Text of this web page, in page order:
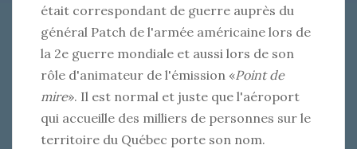
était correspondant de guerre auprès du
général Patch de l'armée américaine lors de
la 2e guerre mondiale et aussi lors de son
rôle d'animateur de l'émission «Point de
mire». Il est normal et juste que l'aéroport
qui accueille des milliers de personnes sur le
territoire du Québec porte son nom.